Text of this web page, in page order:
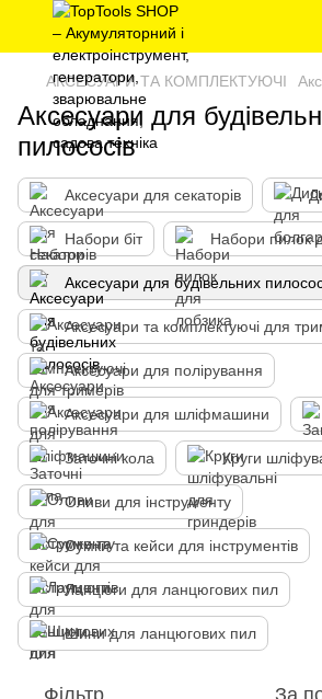
АКСЕСУАРИ ТА КОМПЛЕКТУЮЧІ
Аксесуари для
пилососів
Аксесуари для секаторів
Набори біт Набори пилок
Аксесуари для будівельних
Аксесуари та комплектуючі для
Аксесуари для полірування
Аксесуари для шліфмашини
Заточні кола Круги
Оливи для інструменту
Сумки та кейси для інструментів
Ланцюги для ланцюгових пил
Шини для ланцюгових пил
Фільтр За